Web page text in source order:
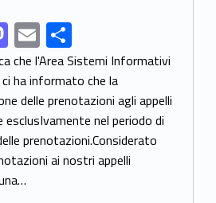
M
as
to
d
o
n
E
m
ai
l
S
h
ar
e
che l'Area Sistemi Informativi
ha informato che la
delle prenotazioni agli appelli
esclusIvamente nel periodo di
prenotazioni.Considerato
ai nostri appelli